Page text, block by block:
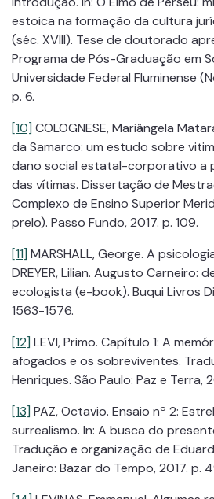
estoica na formação da cultura
(séc. XVIII). Tese de doutorado
Programa de Pós-Graduação em
Universidade Federal Fluminense
p. 6.
[10] COLOGNESE, Mariângela
da Samarco: um estudo sobre
dano social estatal-corporativo a
das vítimas. Dissertação de
Complexo de Ensino Superior
prelo). Passo Fundo, 2017. p. 109.
[11] MARSHALL, George. A
DREYER, Lilian. Augusto Carneiro:
ecologista (e-book). Buqui Livros
1563-1576.
[12] LEVI, Primo. Capítulo 1: A
afogados e os sobreviventes.
Henriques. São Paulo: Paz e Terra,
[13] PAZ, Octavio. Ensaio nº 2:
surrealismo. In: A busca do
Tradução e organização de
Janeiro: Bazar do Tempo, 2017. p.